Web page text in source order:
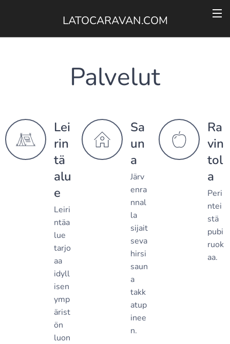
LATOCARAVAN.COM
Palvelut
Lei
rin
tä
alu
e
Leiri
ntäa
lue
tarjo
aa
idyll
isen
ymp
ärist
ön
luon
Sa
un
a
Järv
enra
nnal
la
sijait
seva
hirsi
saun
a
takk
atup
inee
n.
Ra
vin
tol
a
Peri
ntei
stä
pubi
ruok
aa.